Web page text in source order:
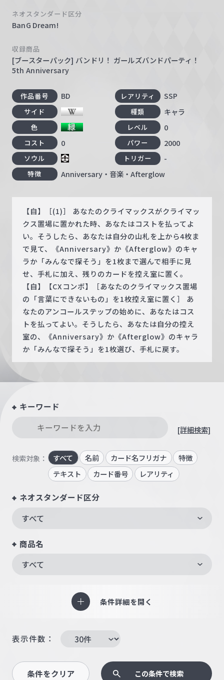
ネオスタンダード区分
BanG Dream!
収録商品
[ブースターパック] バンドリ！ ガールズバンドパーティ！
5th Anniversary
作品番号 BD レアリティ SSP
サイド 種類 キャラ
色 レベル 0
コスト 0 パワー 2000
ソウル トリガー -
特徴 Anniversary・音楽・Afterglow
【自】［(1)］ あなたのクライマックスがクライマッ
クス置場に置かれた時、あなたはコストを払ってよ
い。そうしたら、あなたは自分の山札を上から4枚ま
で見て、《Anniversary》か《Afterglow》のキャ
ラか「みんなで探そう」を1枚まで選んで相手に見
せ、手札に加え、残りのカードを控え室に置く。
【自】【CXコンボ】［あなたのクライマックス置場
の「言葉にできないもの」を1枚控え室に置く］ あ
なたのアンコールステップの始めに、あなたはコス
トを払ってよい。そうしたら、あなたは自分の控え
室の、《Anniversary》か《Afterglow》のキャラ
か「みんなで探そう」を1枚選び、手札に戻す。
キーワード
[詳細検索]
検索対象： すべて 名前 カード名フリガナ
特徴
テキスト
カード番号 レアリティ
ネオスタンダード区分
すべて
商品名
すべて
条件詳細を開く
表示件数：
条件をクリア この条件で検索